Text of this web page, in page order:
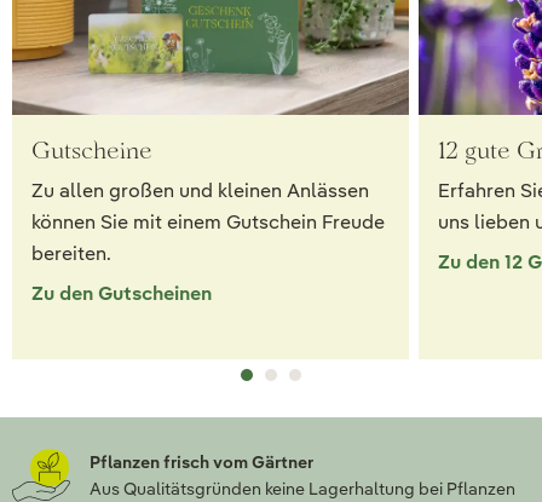
Gutscheine
Zu allen großen und kleinen Anlässen
können Sie mit einem Gutschein Freude
bereiten.
Zu den Gutscheinen
12 gute
Erfahren
uns lieben
Zu den 12
Pflanzen frisch vom Gärtner
Aus Qualitätsgründen keine Lagerhaltung bei Pflanzen